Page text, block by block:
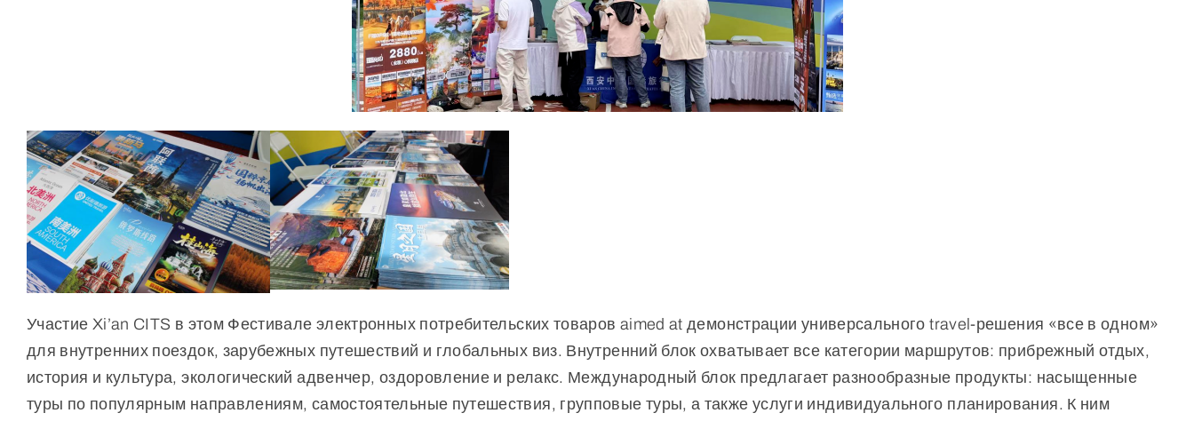
Участие Xi’an CITS в этом Фестивале электронных потребительских товаров aimed at демонстрации универсального travel-решения «все в одном»
для внутренних поездок, зарубежных путешествий и глобальных виз. Внутренний блок охватывает все категории маршрутов: прибрежный отдых,
история и культура, экологический адвенчер, оздоровление и релакс. Международный блок предлагает разнообразные продукты: насыщенные
туры по популярным направлениям, самостоятельные путешествия, групповые туры, а также услуги индивидуального планирования. К ним